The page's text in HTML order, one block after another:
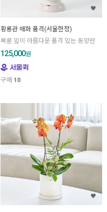
황룡관 매화 품격(서울한정)
복륜 잎이 아름다운 품격 있는 동양란
125,000원
구매 10